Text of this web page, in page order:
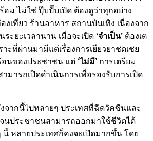
อม ไม่ใช่ ปุ๊บปั๊บเปิด ต้องดูว่าทุกอย่าง
เที่ยว ร้านอาหาร สถานบันเทิง เนื่องจาก
ะยะเวลานาน เมื่อจะเปิด ‘จำเป็น’ ต้องเต
ะที่ผ่านมามีแต่เรื่องการเยียวยาชดเชย
นของประชาชน แต่ ‘ไม่มี’ การเตรียม
มารถเปิดดำเนินการเพื่อรองรับการเปิด
จากนี้ไปหลายๆ ประเทศที่ฉีดวัคซีนและ
นประชาชนสามารถออกมาใช้ชีวิตได้
นี้ หลายประเทศก็คงจะเปิดมากขึ้น โดย